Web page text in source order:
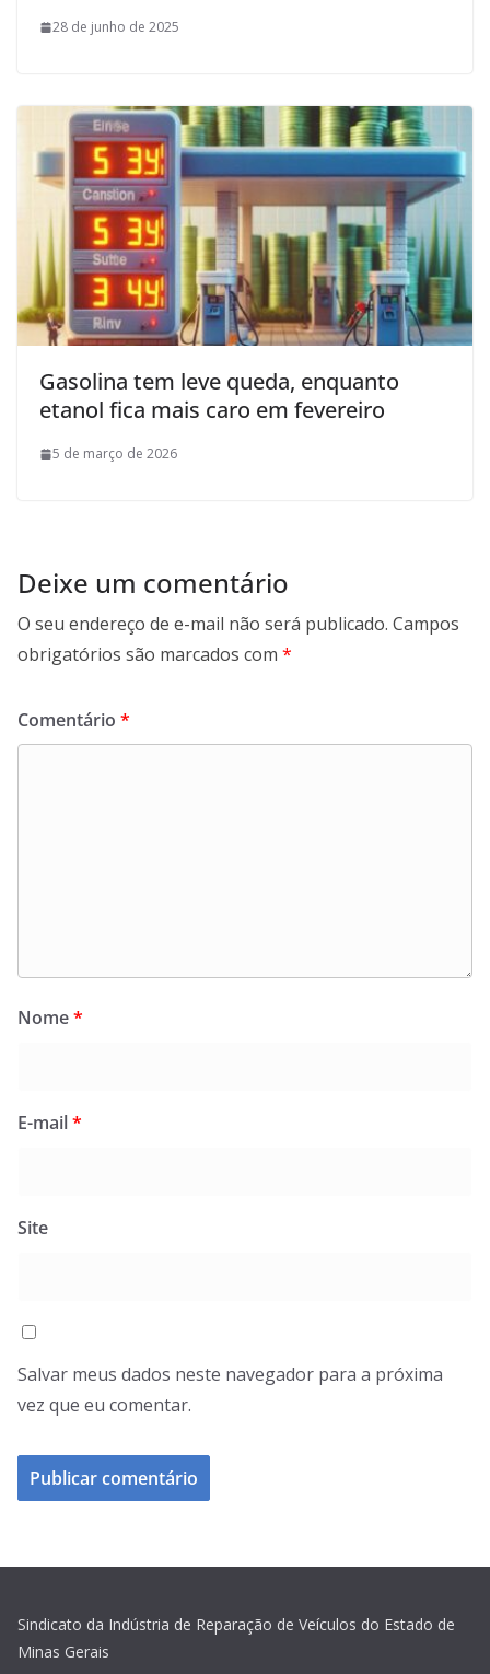
28 de junho de 2025
Gasolina tem leve queda, enquanto
etanol fica mais caro em fevereiro
5 de março de 2026
Deixe um comentário
O seu endereço de e-mail não será publicado. Campos
obrigatórios são marcados com *
Comentário *
Nome*
E-mail*
Site
Salvar meus dados neste navegador para a próxima
vez que eu comentar.
Sindicato da Indústria de Reparação de Veículos do Estado de
Minas Gerais